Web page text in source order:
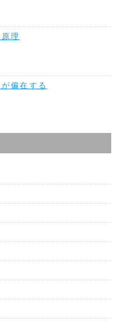
理
偏在する